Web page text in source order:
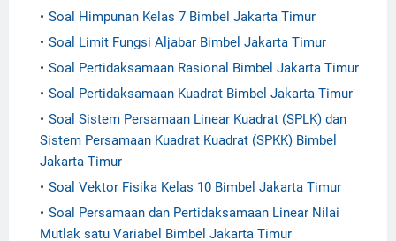
Soal Himpunan Kelas 7 Bimbel Jakarta Timur
Soal Limit Fungsi Aljabar Bimbel Jakarta Timur
Soal Pertidaksamaan Rasional Bimbel Jakarta Timur
Soal Pertidaksamaan Kuadrat Bimbel Jakarta Timur
Soal Sistem Persamaan Linear Kuadrat (SPLK) dan
Sistem Persamaan Kuadrat Kuadrat (SPKK) Bimbel
Jakarta Timur
Soal Vektor Fisika Kelas 10 Bimbel Jakarta Timur
Soal Persamaan dan Pertidaksamaan Linear Nilai
Mutlak satu Variabel Bimbel Jakarta Timur